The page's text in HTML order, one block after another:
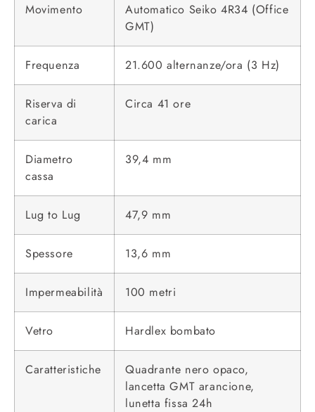
Movimento
Automatico Seiko 4R34 (Office
GMT)
Frequenza 21.600 alternanze/ora (3 Hz)
Riserva di
carica
Circa 41 ore
Diametro
cassa
39,4 mm
Lug to Lug 47,9 mm
Spessore 13,6 mm
Impermeabilità 100 metri
Vetro Hardlex bombato
Caratteristiche
Quadrante nero opaco,
lancetta GMT arancione,
lunetta fissa 24h